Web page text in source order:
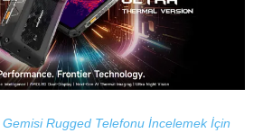
Rugged Telefonu İncelemek İçin